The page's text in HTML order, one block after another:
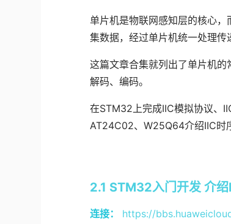
单片机是物联网感知层的核心
集数据，经过单片机统一处理传
这篇文章合集就列出了单片机
解码、编码。
在STM32上完成IIC模拟协议、
AT24C02、W25Q64介绍IIC时
2.1 STM32入门开发 介
连接： https://